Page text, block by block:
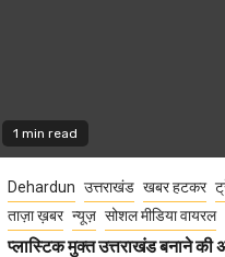
1 min read
Dehardun उत्तराखंड खबर हटकर
ताज़ा ख़बर न्यूज़ सोशल मीडिया वायरल
प्लास्टिक मुक्त उत्तराखंड बनाने की